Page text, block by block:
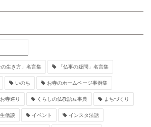
の生き方」名言集 「仏事の疑問」名言集
いのち お寺のホームページ事例集
お寺巡り くらしの仏教語豆事典 まちづくり
僧談 イベント インスタ法話